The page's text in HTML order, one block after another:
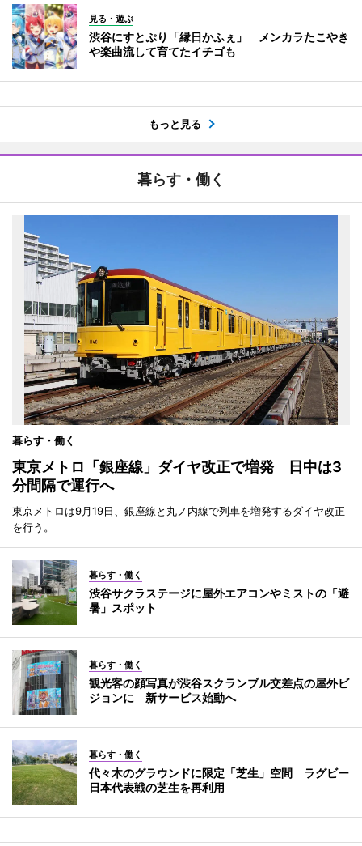
見る・遊ぶ
渋谷にすとぷり「縁日かふぇ」 メンカラたこやき
や楽曲流して育てたイチゴも
もっと見る
暮らす・働く
暮らす・働く
東京メトロ「銀座線」ダイヤ改正で増発 日中は3
分間隔で運行へ
東京メトロは9月19日、銀座線と丸ノ内線で列車を増発するダイヤ改正
を行う。
暮らす・働く
渋谷サクラステージに屋外エアコンやミストの「避
暑」スポット
暮らす・働く
観光客の顔写真が渋谷スクランブル交差点の屋外ビ
ジョンに 新サービス始動へ
暮らす・働く
代々木のグラウンドに限定「芝生」空間 ラグビー
日本代表戦の芝生を再利用